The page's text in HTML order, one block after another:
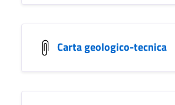
Carta geologico-tecnica